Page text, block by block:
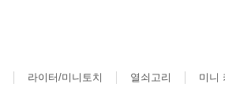
라이터/미니토치 열쇠고리 미니